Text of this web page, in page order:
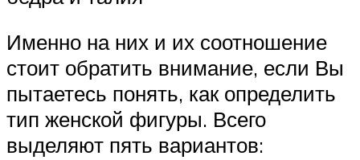
Именно на них и их соотношение
стоит обратить внимание, если Вы
пытаетесь понять, как определить
тип женской фигуры. Всего
выделяют пять вариантов: